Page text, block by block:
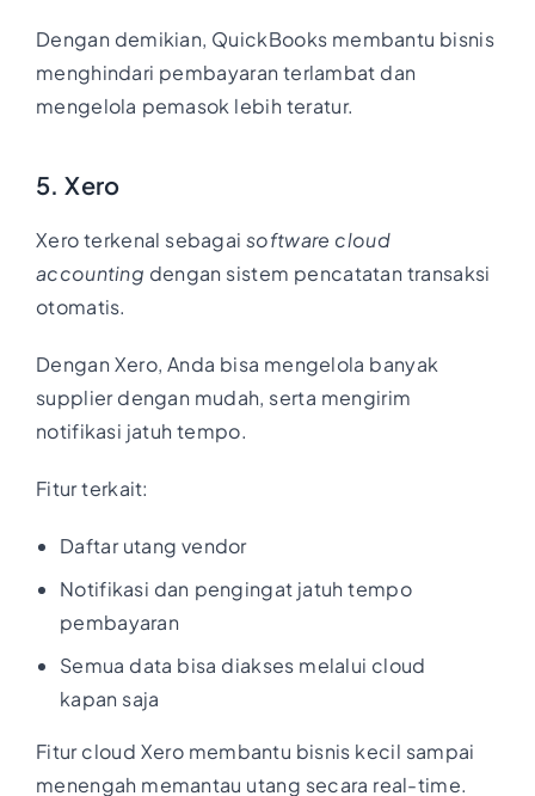
Dengan demikian, QuickBooks membantu bisnis
menghindari pembayaran terlambat dan
mengelola pemasok lebih teratur.
5. Xero
Xero terkenal sebagaisoftware cloud
accounting dengan sistem pencatatan transaksi
otomatis.
Dengan Xero, Anda bisa mengelola banyak
supplier dengan mudah, serta mengirim
notifikasi jatuh tempo.
Fitur terkait:
Daftar utang vendor
Notifikasi dan pengingat jatuh tempo
pembayaran
Semua data bisa diakses melalui cloud
kapan saja
Fitur cloud Xero membantu bisnis kecil sampai
menengah memantau utang secara real-time.